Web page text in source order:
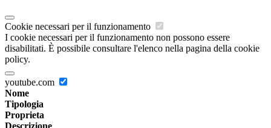
Cookie necessari per il funzionamento
I cookie necessari per il funzionamento non possono essere
disabilitati. È possibile consultare l'elenco nella pagina della cookie
policy.
youtube.com
Nome
Tipologia
Proprieta
Descrizione